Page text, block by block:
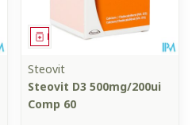
Médicament
Steovit
Steovit D3 500mg/200ui
Comp 60